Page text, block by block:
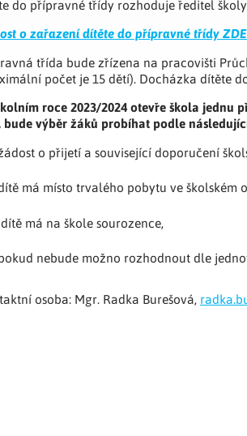
do přípravné třídy rozhoduje ředitel
o zařazení dítěte do přípravné třídy
třída bude zřízena na pracovišti
počet je 15 dětí). Docházka dítěte
roce 2023/2024 otevře škola jednu
bude výběr žáků probíhat podle
o přijetí a související doporučení
má místo trvalého pobytu ve školském
dítě má na škole sourozence,
nebude možno rozhodnout dle
osoba: Mgr. Radka Burešová,